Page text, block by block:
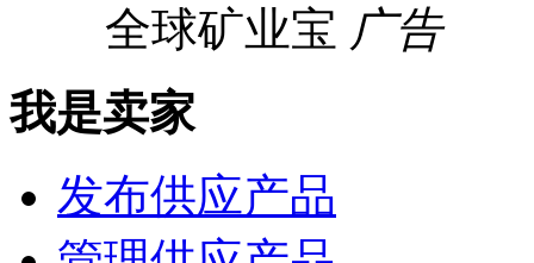
全球矿业宝 广告
我是卖家
发布供应产品